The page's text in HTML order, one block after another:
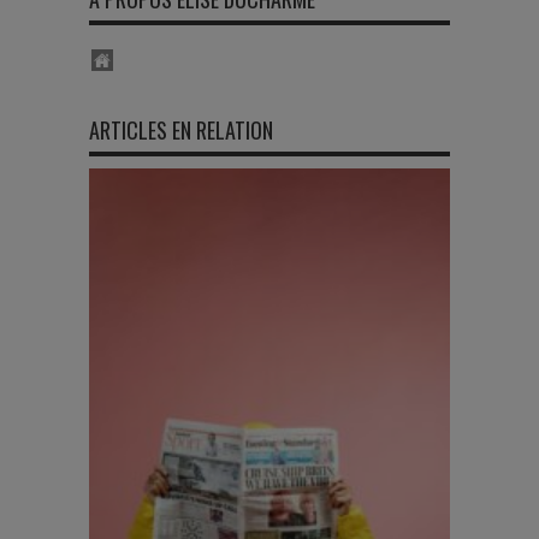
ARTICLES EN RELATION